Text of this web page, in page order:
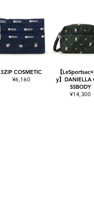
3ZIP COSMETIC
¥6,160
【
y】DANIELLA
SSBODY
¥14,300